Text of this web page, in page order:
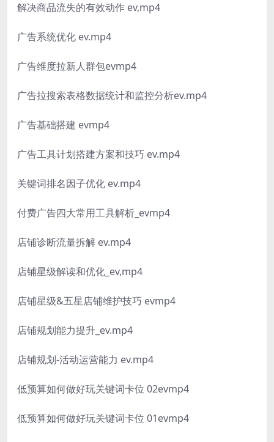
解决商品流失的有效动作 ev,mp4
广告系统优化 ev.mp4
广告维度拉新人群包evmp4
广告拉搜索表格数据统计和监控分析ev.mp4
广告基础搭建 evmp4
广告工具计划搭建方案和技巧 ev.mp4
关键词排名因子优化 ev.mp4
付费广告四大常用工具解析_evmp4
店铺诊断流量拆解 ev.mp4
店铺星级解读和优化_ev,mp4
店铺星级&五星店铺维护技巧 evmp4
店铺规划能力提升_ev.mp4
店铺规划-活动运营能力 ev.mp4
低预算如何做好玩关键词卡位 02evmp4
低预算如何做好玩关键词卡位 01evmp4